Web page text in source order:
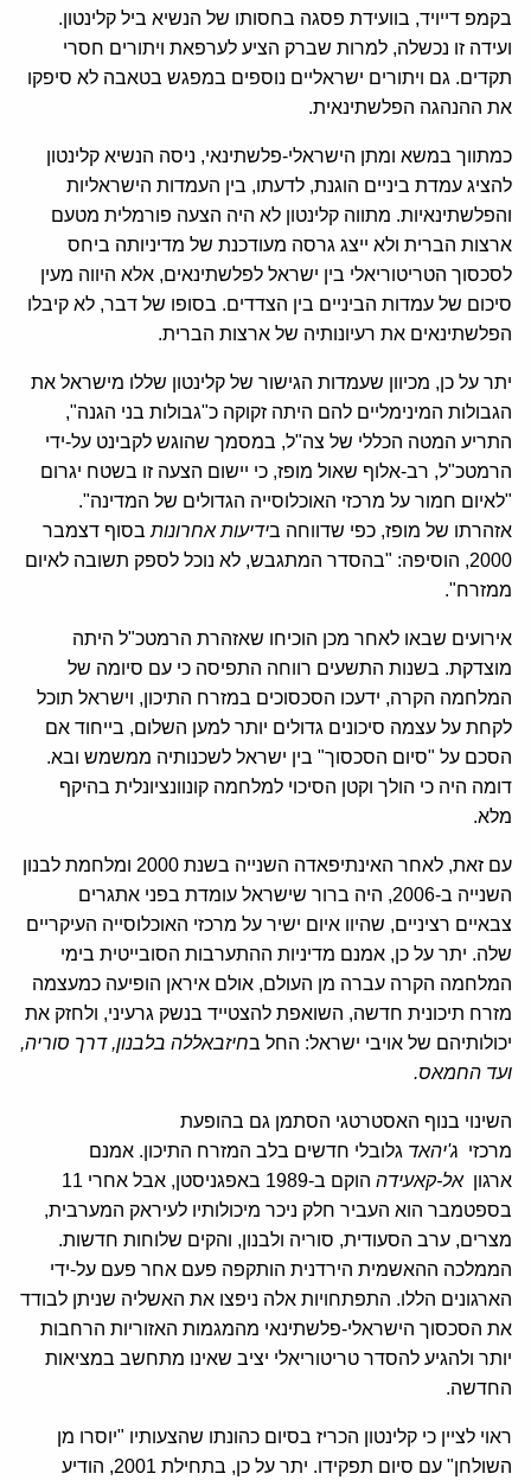
בקמפ דייויד, בוועידת פסגה בחסותו של הנשיא ביל קלינטון.
ועידה זו נכשלה, למרות שברק הציע לערפאת ויתורים חסרי
תקדים. גם ויתורים ישראליים נוספים במפגש בטאבה לא סיפקו
את ההנהגה הפלשתינאית.
כמתווך במשא ומתן הישראלי-פלשתינאי, ניסה הנשיא קלינטון
להציג עמדת ביניים הוגנת, לדעתו, בין העמדות הישראליות
והפלשתינאיות. מתווה קלינטון לא היה הצעה פורמלית מטעם
ארצות הברית ולא ייצג גרסה מעודכנת של מדיניותה ביחס
לסכסוך הטריטוריאלי בין ישראל לפלשתינאים, אלא היווה מעין
סיכום של עמדות הביניים בין הצדדים. בסופו של דבר, לא קיבלו
הפלשתינאים את רעיונותיה של ארצות הברית.
יתר על כן, מכיוון שעמדות הגישור של קלינטון שללו מישראל את
הגבולות המינימליים להם היתה זקוקה כ"גבולות בני הגנה",
התריע המטה הכללי של צה"ל, במסמך שהוגש לקבינט על-ידי
הרמטכ"ל, רב-אלוף שאול מופז, כי יישום הצעה זו בשטח יגרום
"לאיום חמור על מרכזי האוכלוסייה הגדולים של המדינה".
אזהרתו של מופז, כפי שדווחה בידיעות אחרונות בסוף דצמבר
2000, הוסיפה: "בהסדר המתגבש, לא נוכל לספק תשובה לאיום
ממזרח".
אירועים שבאו לאחר מכן הוכיחו שאזהרת הרמטכ"ל היתה
מוצדקת. בשנות התשעים רווחה התפיסה כי עם סיומה של
המלחמה הקרה, ידעכו הסכסוכים במזרח התיכון, וישראל תוכל
לקחת על עצמה סיכונים גדולים יותר למען השלום, בייחוד אם
הסכם על "סיום הסכסוך" בין ישראל לשכנותיה ממשמש ובא.
דומה היה כי הולך וקטן הסיכוי למלחמה קונוונציונלית בהיקף
מלא.
עם זאת, לאחר האינתיפאדה השנייה בשנת 2000 ומלחמת לבנון
השנייה ב-2006, היה ברור שישראל עומדת בפני אתגרים
צבאיים רציניים, שהיוו איום ישיר על מרכזי האוכלוסייה העיקריים
שלה. יתר על כן, אמנם מדיניות ההתערבות הסובייטית בימי
המלחמה הקרה עברה מן העולם, אולם איראן הופיעה כמעצמה
מזרח תיכונית חדשה, השואפת להצטייד בנשק גרעיני, ולחזק את
יכולותיהם של אויבי ישראל: החל בחיזבאללה בלבנון, דרך סוריה,
ועד החמאס.
השינוי בנוף האסטרטגי הסתמן גם בהופעת
מרכזי ג'יהאד גלובלי חדשים בלב המזרח התיכון. אמנם
ארגוןאל-קאעידה
הוקם ב-1989 באפגניסטן, אבל אחרי 11
בספטמבר הוא העביר חלק ניכר מיכולותיו לעיראק המערבית,
מצרים, ערב הסעודית, סוריה ולבנון, והקים שלוחות חדשות.
הממלכה ההאשמית הירדנית הותקפה פעם אחר פעם על-ידי
הארגונים הללו. התפתחויות אלה ניפצו את האשליה שניתן לבודד
את הסכסוך הישראלי-פלשתינאי מהמגמות האזוריות הרחבות
יותר ולהגיע להסדר טריטוריאלי יציב שאינו מתחשב במציאות
החדשה.
ראוי לציין כי קלינטון הכריז בסיום כהונתו שהצעותיו "יוסרו מן
השולחן" עם סיום תפקידו. יתר על כן, בתחילת 2001, הודיע